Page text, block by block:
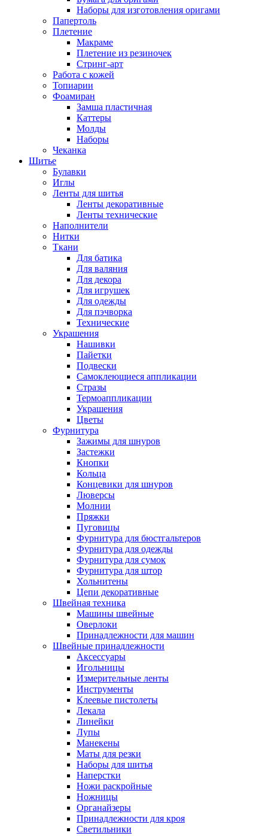
Наборы для изготовления оригами
Папертоль
Плетение
Макраме
Плетение из резиночек
Стринг-арт
Работа с кожей
Топиарии
Фоамиран
Замша пластичная
Каттеры
Молды
Наборы
Чеканка
Шитье
Булавки
Иглы
Ленты для шитья
Ленты декоративные
Ленты технические
Наполнители
Нитки
Ткани
Для батика
Для валяния
Для декора
Для игрушек
Для одежды
Для пэчворка
Технические
Украшения
Нашивки
Пайетки
Подвески
Самоклеющиеся аппликации
Стразы
Термоаппликации
Украшения
Цветы
Фурнитура
Зажимы для шнуров
Застежки
Кнопки
Кольца
Концевики для шнуров
Люверсы
Молнии
Пряжки
Пуговицы
Фурнитура для бюстгальтеров
Фурнитура для одежды
Фурнитура для сумок
Фурнитура для штор
Хольнитены
Цепи декоративные
Швейная техника
Машины швейные
Оверлоки
Принадлежности для машин
Швейные принадлежности
Аксессуары
Игольницы
Измерительные ленты
Инструменты
Клеевые пистолеты
Лекала
Линейки
Лупы
Манекены
Маты для резки
Наборы для шитья
Наперстки
Ножи раскройные
Ножницы
Органайзеры
Принадлежности для кроя
Светильники